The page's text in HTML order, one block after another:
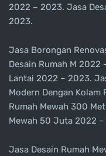
2022 – 2023. Jasa
2023.
Jasa Borongan
Desain Rumah M 2022
Lantai 2022 – 2023.
Modern Dengan
Rumah Mewah 300
Mewah 50 Juta 2022
Jasa Desain Rumah